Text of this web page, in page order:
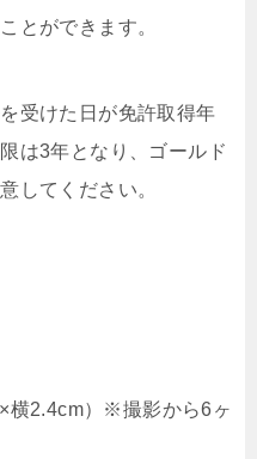
とができます。
受けた日が免許取得年
は3年となり、ゴールド
してください。
横2.4cm）※撮影から6ヶ